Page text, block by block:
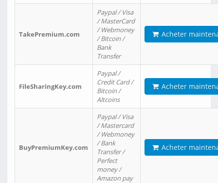
TakePremium.com
Paypal / Visa
/ MasterCard
/ Webmoney
/ Bitcoin /
Bank
Transfer
Acheter
FileSharingKey.com
Paypal /
Credit Card /
Bitcoin /
Altcoins
Acheter
BuyPremiumKey.com
Paypal / Visa
/ Mastercard
/ Webmoney
/ Bank
Transfer /
Perfect
money /
Amazon pay
Acheter